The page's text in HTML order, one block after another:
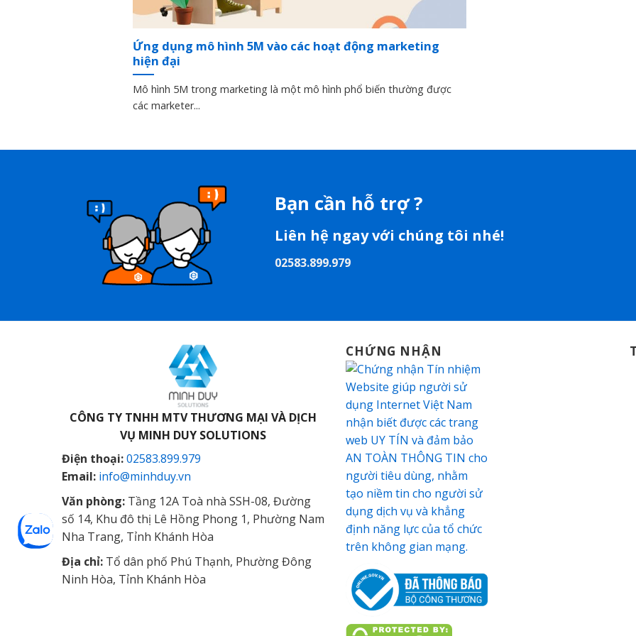
Ứng dụng mô hình 5M vào các hoạt động marketing
hiện đại
Mô hình 5M trong marketing là một mô hình phổ biến thường được
các marketer...
Bạn cần hỗ trợ ?
Liên hệ ngay với chúng tôi nhé!
02583.899.979
CÔNG TY TNHH MTV THƯƠNG MẠI VÀ DỊCH
VỤ MINH DUY SOLUTIONS
Điện thoại:02583.899.979
Email: info@minhduy.vn
Văn phòng: Tầng 12A Toà nhà SSH-08, Đường
số 14, Khu đô thị Lê Hồng Phong 1, Phường Nam
Nha Trang, Tỉnh Khánh Hòa
Địa chỉ: Tổ dân phố Phú Thạnh, Phường Đông
Ninh Hòa, Tỉnh Khánh Hòa
CHỨNG NHẬN